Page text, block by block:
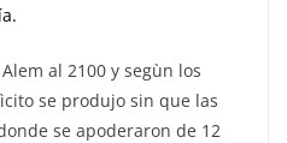
al 2100 y segùn los
se produjo sin que las
se apoderaron de 12